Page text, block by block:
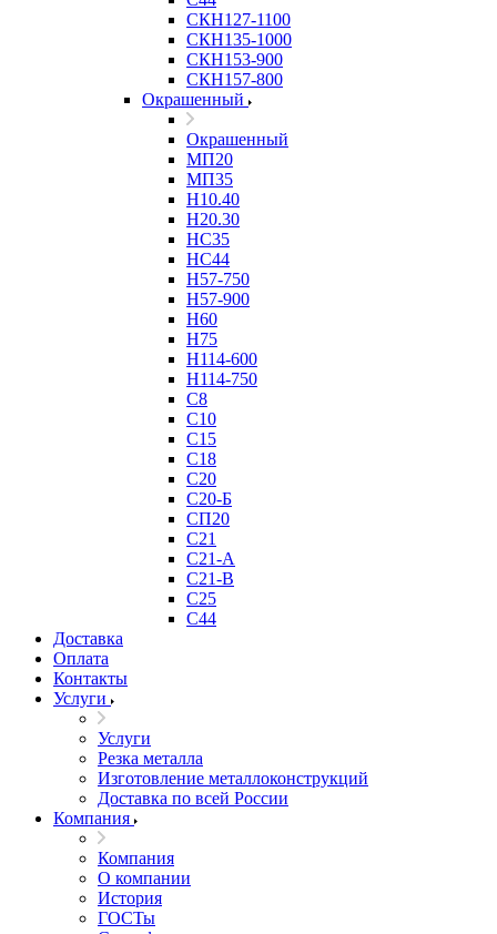
СКН127-1100
СКН135-1000
СКН153-900
СКН157-800
Окрашенный
Окрашенный
МП20
МП35
Н10.40
Н20.30
НС35
НС44
Н57-750
Н57-900
Н60
Н75
Н114-600
Н114-750
С8
С10
С15
С18
С20
С20-Б
СП20
С21
С21-А
С21-В
С25
С44
Доставка
Оплата
Контакты
Услуги
Услуги
Резка металла
Изготовление металлоконструкций
Доставка по всей России
Компания
Компания
О компании
История
ГОСТы